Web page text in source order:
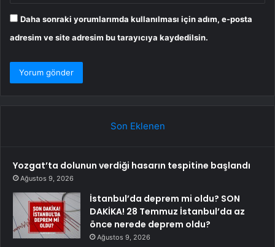
Daha sonraki yorumlarımda kullanılması için adım, e-posta
adresim ve site adresim bu tarayıcıya kaydedilsin.
Son Eklenen
Yozgat’ta dolunun verdiği hasarın tespitine başlandı
Ağustos 9, 2026
İstanbul’da deprem mi oldu? SON
DAKİKA! 28 Temmuz İstanbul’da az
önce nerede deprem oldu?
Ağustos 9, 2026